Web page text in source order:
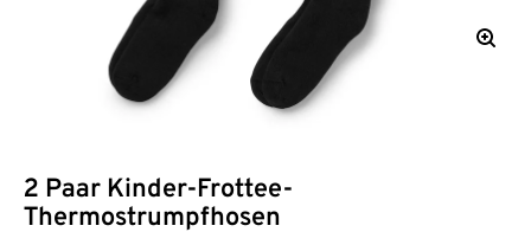
2 Paar Kinder-Frottee-
Thermostrumpfhosen